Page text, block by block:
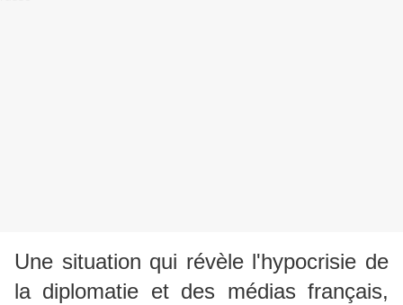
Une situation qui révèle l'hypocrisie de
la diplomatie et des médias français,